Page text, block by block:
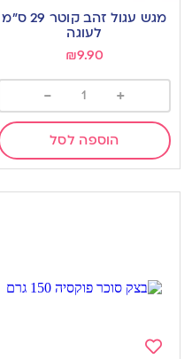
to
מגש עגול זהב קוטר 29 ס”מ
לעוגה
₪9.90
+
-
הוספה לסל